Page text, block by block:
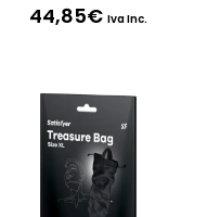
44,85€ Iva Inc.